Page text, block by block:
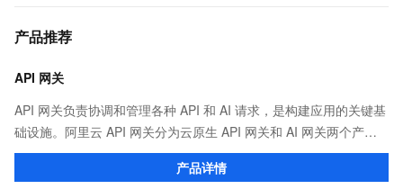
产品推荐
API 网关
API 网关负责协调和管理各种 API 和 AI 请求，是构建应用的关键基
础设施。阿里云 API 网关分为云原生 API 网关和 AI 网关两个产
品。
产品详情